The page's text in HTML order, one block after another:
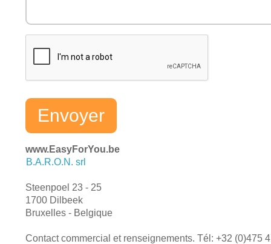
www.EasyForYou.be
B.A.R.O.N. srl
Steenpoel 23 - 25
1700 Dilbeek
Bruxelles - Belgique
Contact commercial et renseignements. Tél: +32 (0)475